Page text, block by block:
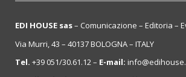
EDI HOUSE sas– Comunicazione – Editoria –
Via Murri, 43 – 40137 BOLOGNA – ITALY
Tel. +39 051/30.61.12 – E-mail: